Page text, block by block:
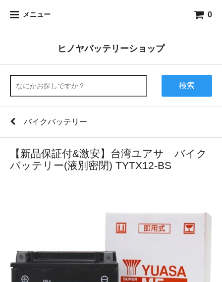
メニュー 0
ヒノヤバッテリーショップ
検索
バイクバッテリー
【新品保証付&激安】台湾ユアサ バイク
バッテリー(液別密閉) TYTX12-BS